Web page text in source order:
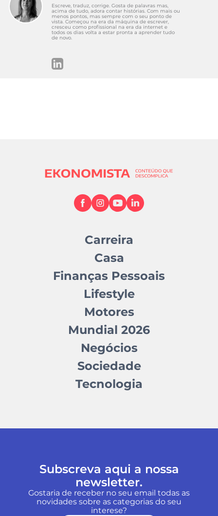
Escreve, traduz, corrige. Gosta de palavras mas,
acima de tudo, adora contar histórias. Com mais ou
menos pontos, mas sempre com o seu ponto de
vista. Começou na era da máquina de escrever,
cresceu como profissional na era da internet e
todos os dias volta a estar pronta a aprender tudo
de novo.
Carreira
Casa
Finanças Pessoais
Lifestyle
Motores
Mundial 2026
Negócios
Sociedade
Tecnologia
Subscreva aqui a nossa
newsletter.
Gostaria de receber no seu email todas as
novidades sobre as categorias do seu
interese?